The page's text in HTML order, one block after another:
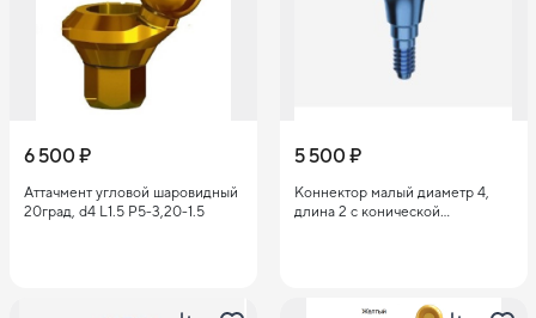
6 500 ₽
Аттачмент угловой шаровидный
20град, d4 L1.5 P5-3,20-1.5
5 500 ₽
Kоннектор малый диаметр 4,
длина 2 с конической